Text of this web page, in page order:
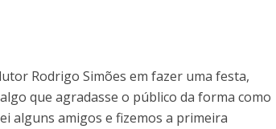
Rodrigo Simões em fazer uma festa,
que agradasse o público da forma como
alguns amigos e fizemos a primeira